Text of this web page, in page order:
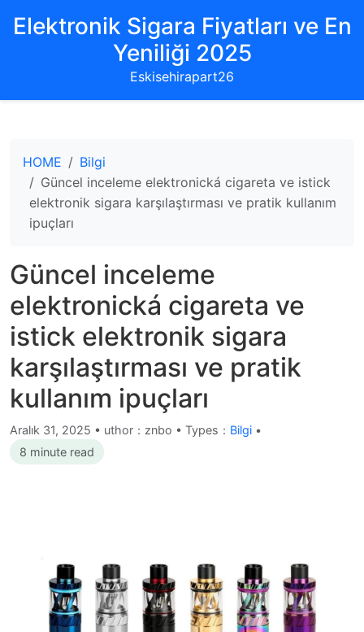
Elektronik Sigara Fiyatları ve En
Yeniliği 2025
Eskisehirapart26
HOME
Bilgi
Güncel inceleme elektronická cigareta ve istick
elektronik sigara karşılaştırması ve pratik kullanım
ipuçları
Güncel inceleme
elektronická cigareta ve
istick elektronik sigara
karşılaştırması ve pratik
kullanım ipuçları
Aralık 31, 2025 • uthor：znbo • Types： Bilgi •
8 minute read